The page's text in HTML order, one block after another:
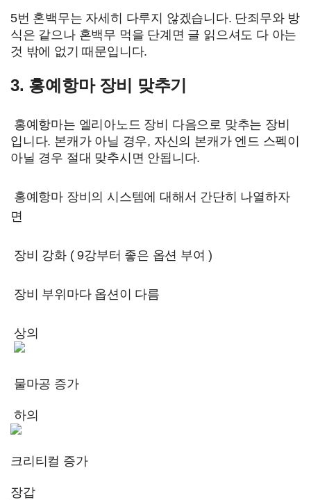
5번 혼백무는 자세히 다루지 않겠습니다. 단죄무와 방
식은 같으나 혼백무 먹을 단계면 글 읽으셔도 다 아는
것 밖에 없기 때문입니다.
3. 홍예항마 장비 맞추기
홍예항마는 엘리아노드 장비 다음으로 맞추는 장비
입니다. 본캐가 아닐 경우, 자신의 본캐가 엔드 스펙이
아닐 경우 절대 맞추시면 안됩니다.
홍예항마 장비의 시스템에 대해서 간단히 나열하자
면
장비 강화 ( 9강부터 좋은 옵션 부여 )
장비 부위마다 옵션이 다름
상의
물마공 증가
하의
크리티컬 증가
장갑